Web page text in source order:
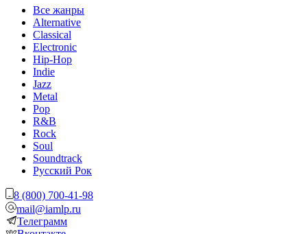
Все жанры
Alternative
Classical
Electronic
Hip-Hop
Indie
Jazz
Metal
Pop
R&B
Rock
Soul
Soundtrack
Русский Рок
8 (800) 700-41-98
mail@iamlp.ru
Телеграмм